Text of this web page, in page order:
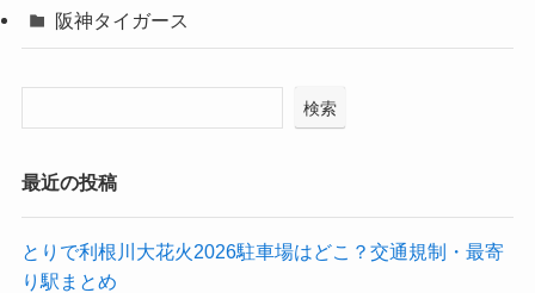
阪神タイガース
検索
最近の投稿
とりで利根川大花火2026駐車場はどこ？交通規制・最寄
り駅まとめ